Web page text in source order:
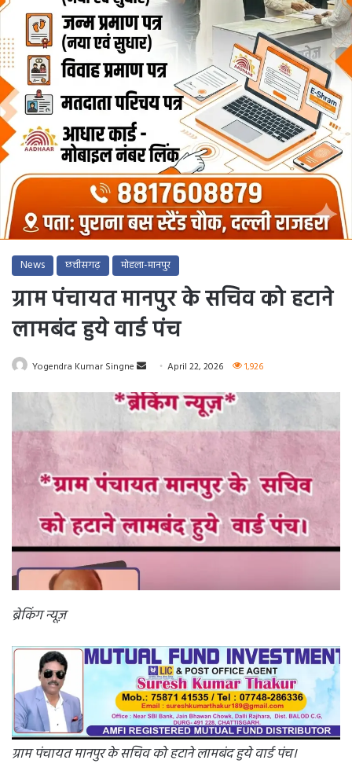
News छत्तीसगढ़ मोहला-मानपुर
ग्राम पंचायत मानपुर के सचिव को हटाने
लामबंद हुये वार्ड पंच
Yogendra Kumar Singne
Send
email
April 22, 2026 1,926
ब्रेकिंग न्यूज़
ग्राम पंचायत मानपुर के सचिव को हटाने लामबंद हुये वार्ड पंच।